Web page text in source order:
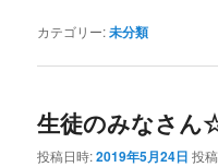
カテゴリー:未分類
生徒のみなさん
投稿日時:2019年5月24日 投